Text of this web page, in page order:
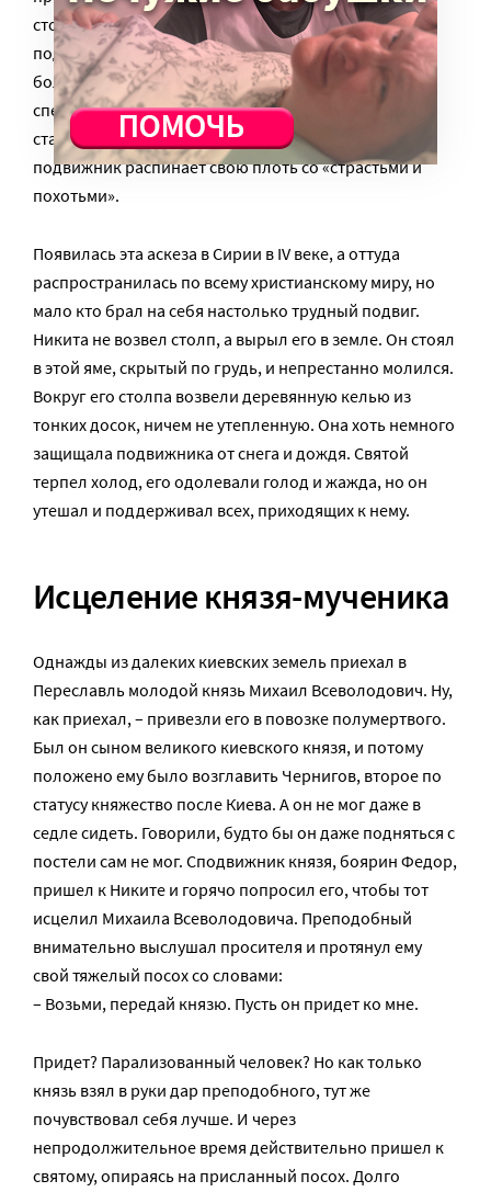
столпничества. Этот особый вид христианского
подвижничества, когда принявший его на себя
большую часть времени проводит, стоя на
специально построенном возвышении – столпе. Он
становится прообразом креста, на котором
подвижник распинает свою плоть со «страстьми и
похотьми».
Появилась эта аскеза в Сирии в IV веке, а оттуда
распространилась по всему христианскому миру, но
мало кто брал на себя настолько трудный подвиг.
Никита не возвел столп, а вырыл его в земле. Он стоял
в этой яме, скрытый по грудь, и непрестанно молился.
Вокруг его столпа возвели деревянную келью из
тонких досок, ничем не утепленную. Она хоть немного
защищала подвижника от снега и дождя. Святой
терпел холод, его одолевали голод и жажда, но он
утешал и поддерживал всех, приходящих к нему.
Исцеление князя-мученика
Однажды из далеких киевских земель приехал в
Переславль молодой князь Михаил Всеволодович. Ну,
как приехал, – привезли его в повозке полумертвого.
Был он сыном великого киевского князя, и потому
положено ему было возглавить Чернигов, второе по
статусу княжество после Киева. А он не мог даже в
седле сидеть. Говорили, будто бы он даже подняться с
постели сам не мог. Сподвижник князя, боярин Федор,
пришел к Никите и горячо попросил его, чтобы тот
исцелил Михаила Всеволодовича. Преподобный
внимательно выслушал просителя и протянул ему
свой тяжелый посох со словами:
– Возьми, передай князю. Пусть он придет ко мне.
Придет? Парализованный человек? Но как только
князь взял в руки дар преподобного, тут же
почувствовал себя лучше. И через
непродолжительное время действительно пришел к
святому, опираясь на присланный посох. Долго